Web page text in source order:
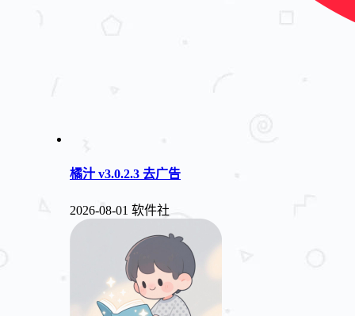
橘汁 v3.0.2.3 去广告
2026-08-01 软件社